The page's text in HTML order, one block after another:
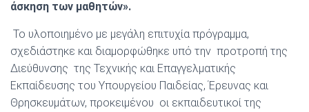
άσκηση των μαθητών».
Το υλοποιημένο με μεγάλη επιτυχία πρόγραμμα,
σχεδιάστηκε και διαμορφώθηκε υπό την προτροπή της
Διεύθυνσης της Τεχνικής και Επαγγελματικής
Εκπαίδευσης του Υπουργείου Παιδείας, Έρευνας και
Θρησκευμάτων, προκειμένου οι εκπαιδευτικοί της